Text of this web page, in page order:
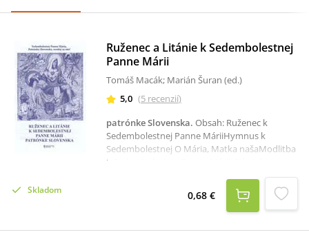
Ruženec a Litánie k Sedembolestnej
Panne Márii
Tomáš Macák; Marián Šuran (ed.)
5,0 (5 recenzií)
patrónke Slovenska. Obsah: Ruženec k
Sedembolestnej Panne MáriiHymnus k
Sedembolestnej O Mária, Matka našaModlitba
k Sedembolestnej Panne MáriiLitánie k
Sedembolestnej Panne MáriiModlitba za
vlasťHymnusÓ Mária bolestiváHymnusOtče
náš, vyslyš násPozrite si tiež Sedembolestné
Skladom 0,68 €